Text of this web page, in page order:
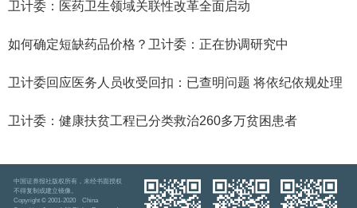
卫计委：医药卫生领域关联性改革全面启动
如何确定短缺药品价格？卫计委：正在协调研究中
卫计委回应医务人员收受回扣：已查明问题 将依纪依规处理
卫计委：健康扶贫工程已分类救治260多万贫困患者
中国证券报社版权所有，未经书面授权
不得复制或建立镜像。
Copyright © 2001-2020 China